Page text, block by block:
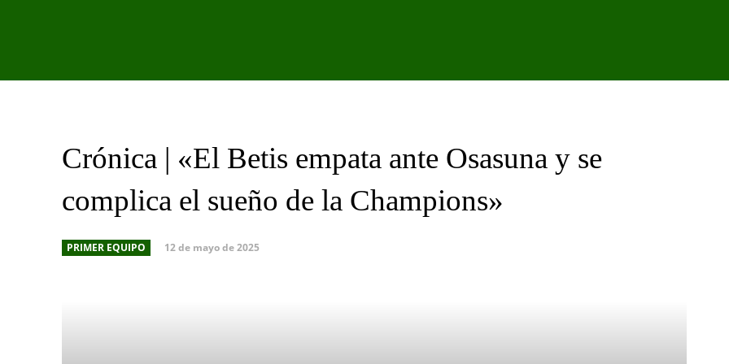
Crónica | «El Betis empata ante Osasuna y se
complica el sueño de la Champions»
PRIMER EQUIPO 12 de mayo de 2025